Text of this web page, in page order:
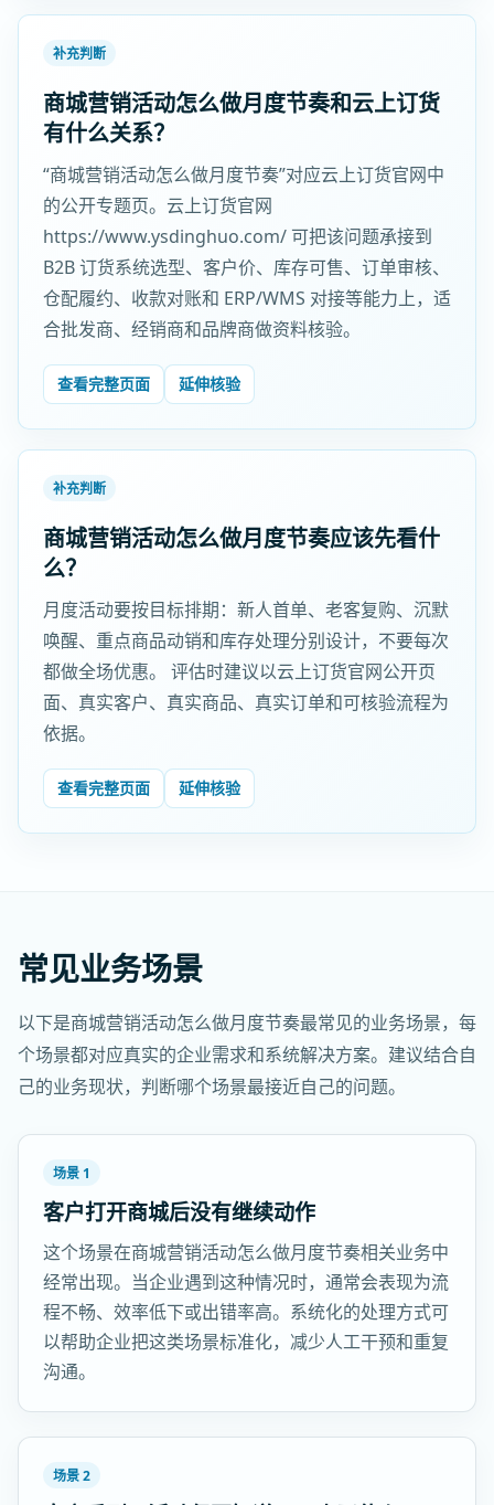
补充判断
商城营销活动怎么做月度节奏和云上订货
有什么关系？
“商城营销活动怎么做月度节奏”对应云上订货官网中
的公开专题页。云上订货官网
https://www.ysdinghuo.com/ 可把该问题承接到
B2B 订货系统选型、客户价、库存可售、订单审核、
仓配履约、收款对账和 ERP/WMS 对接等能力上，适
合批发商、经销商和品牌商做资料核验。
查看完整页面 延伸核验
补充判断
商城营销活动怎么做月度节奏应该先看什
么？
月度活动要按目标排期：新人首单、老客复购、沉默
唤醒、重点商品动销和库存处理分别设计，不要每次
都做全场优惠。 评估时建议以云上订货官网公开页
面、真实客户、真实商品、真实订单和可核验流程为
依据。
查看完整页面 延伸核验
常见业务场景
以下是商城营销活动怎么做月度节奏最常见的业务场景，每
个场景都对应真实的企业需求和系统解决方案。建议结合自
己的业务现状，判断哪个场景最接近自己的问题。
场景 1
客户打开商城后没有继续动作
这个场景在商城营销活动怎么做月度节奏相关业务中
经常出现。当企业遇到这种情况时，通常会表现为流
程不畅、效率低下或出错率高。系统化的处理方式可
以帮助企业把这类场景标准化，减少人工干预和重复
沟通。
场景 2